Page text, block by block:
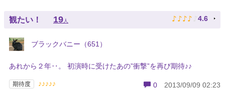
観たい！ 19人 ♪ ♪ ♪ ♪ ♪ 4.6
ブラックバニー（651）
あれから２年‥。 初演時に受けたあの”衝撃”を再び期待♪♪
期待度 ♪♪♪♪♪ 0 2013/09/09 02:23